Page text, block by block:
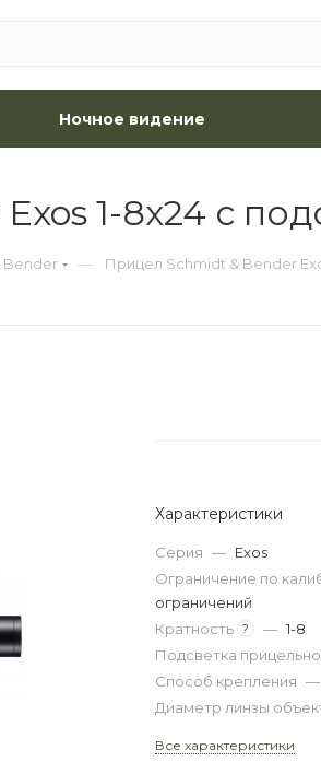
Ночное видение
1-8x24 с
Bender — Прицел Schmidt & Bender
Характеристики
Серия — Exos
Ограничение по
ограничений
Кратность ? — 1-8
Подсветка
Способ крепления —
Диаметр линзы
Все характеристики